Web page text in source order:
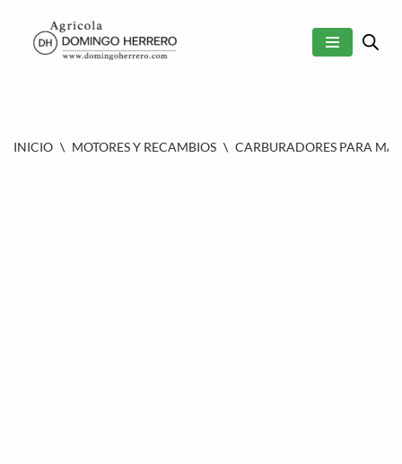
SALTAR
INICIO \ MOTORES Y RECAMBIOS \ CARBURADORES PARA